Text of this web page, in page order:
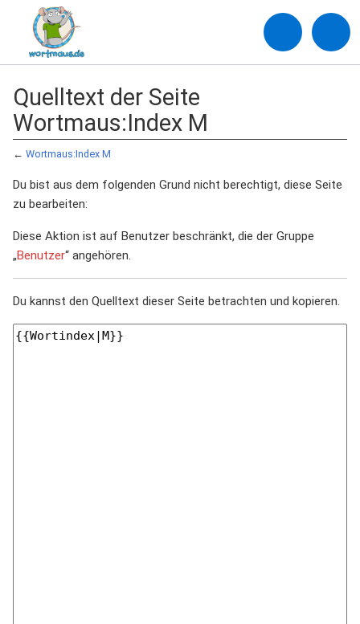
Quelltext der Seite
Wortmaus:Index M
← Wortmaus:Index M
Du bist aus dem folgenden Grund nicht berechtigt, diese Seite
zu bearbeiten:
Diese Aktion ist auf Benutzer beschränkt, die der Gruppe
„Benutzer“ angehören.
Du kannst den Quelltext dieser Seite betrachten und kopieren.